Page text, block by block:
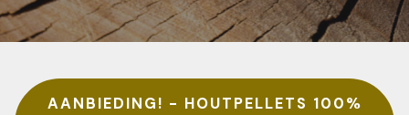
AANBIEDING! - HOUTPELLETS 100%